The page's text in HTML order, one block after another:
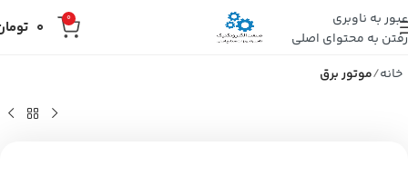
عبور به ناوبری
رفتن به محتوای اصلی
0
0
خانه موتور برق